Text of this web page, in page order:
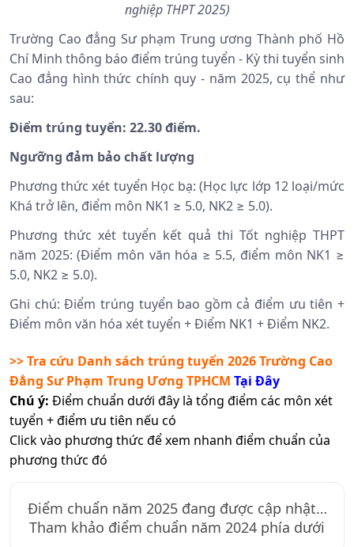
nghiệp THPT 2025)
Trường Cao đẳng Sư phạm Trung ương Thành phố Hồ
Chí Minh thông báo điểm trúng tuyển - Kỳ thi tuyển sinh
Cao đẳng hình thức chính quy - năm 2025, cụ thể như
sau:
Điểm trúng tuyển: 22.30 điểm.
Ngưỡng đảm bảo chất lượng
Phương thức xét tuyển Học bạ: (Học lực lớp 12 loại/mức
Khá trở lên, điểm môn NK1 ≥ 5.0, NK2 ≥ 5.0).
Phương thức xét tuyển kết quả thi Tốt nghiệp THPT
năm 2025: (Điểm môn văn hóa ≥ 5.5, điểm môn NK1 ≥
5.0, NK2 ≥ 5.0).
Ghi chú: Điểm trúng tuyển bao gồm cả điểm ưu tiên +
Điểm môn văn hóa xét tuyển + Điểm NK1 + Điểm NK2.
>> Tra cứu Danh sách trúng tuyển 2026Trường Cao
Đẳng Sư Phạm Trung Ương TPHCM Tại Đây
Chú ý: Điểm chuẩn dưới đây là tổng điểm các môn xét
tuyển + điểm ưu tiên nếu có
Click vào phương thức để xem nhanh điểm chuẩn của
phương thức đó
Điểm chuẩn năm 2025đang được cập nhật…
Tham khảo điểm chuẩn năm 2024 phía dưới